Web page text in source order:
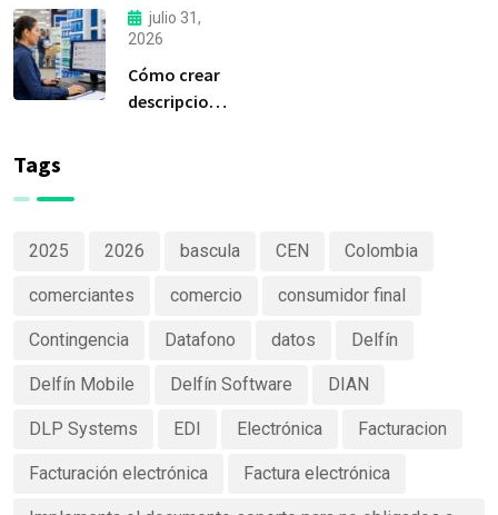
la
herramienta
más
importante
julio 31,
2026
Cómo crear
descripciones
Tags
2025 2026 bascula CEN Colombia
comerciantes comercio consumidor final
Contingencia Datafono datos Delfín
Delfín Mobile Delfín Software DIAN
DLP Systems EDI Electrónica Facturacion
Facturación electrónica Factura electrónica